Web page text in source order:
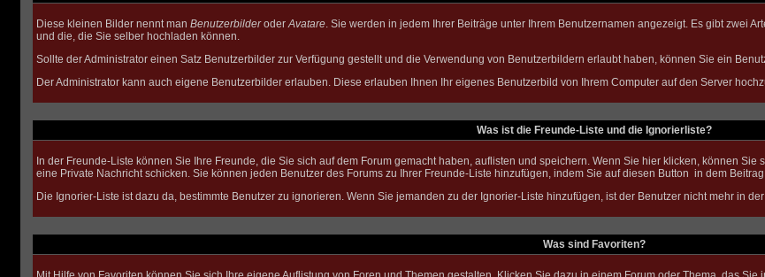
Diese kleinen Bilder nennt man BenutzerbilderoderAvatare. Sie werden in jedem Ihrer Beiträge unter Ihrem Benutzernamen angezeigt. Es gibt zwei
und die, die Sie selber hochladen können.
Sollte der Administrator einen Satz Benutzerbilder zur Verfügung gestellt und die Verwendung von Benutzerbildern erlaubt haben, können Sie ein
Der Administrator kann auch eigene Benutzerbilder erlauben. Diese erlauben Ihnen Ihr eigenes Benutzerbild von Ihrem Computer auf den Server
Was ist die Freunde-Liste und die Ignorierliste?
In der Freunde-Liste können Sie Ihre Freunde, die Sie sich auf dem Forum gemacht haben, auflisten und speichern. Wenn Sie hierklicken, können Sie
eine Private Nachricht schicken. Sie können jeden Benutzer des Forums zu Ihrer Freunde-Liste hinzufügen, indem Sie auf diesen Button in dem
Die Ignorier-Liste ist dazu da, bestimmte Benutzer zu ignorieren. Wenn Sie jemanden zu der Ignorier-Liste hinzufügen, ist der Benutzer nicht mehr in
Was sind Favoriten?